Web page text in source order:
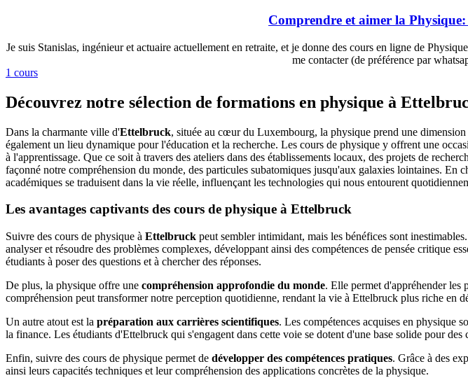
Comprendre et aimer la
Je suis Stanislas, ingénieur et actuaire actuellement en retraite, et je donne des cours en ligne de
me contacter (de préférence par
1 cours
Découvrez notre sélection de formations en physique à
Dans la charmante ville d'Ettelbruck, située au cœur du Luxembourg, la physique prend une
également un lieu dynamique pour l'éducation et la recherche. Les cours de physique y offrent une
à l'apprentissage. Que ce soit à travers des ateliers dans des établissements locaux, des projets de
façonné notre compréhension du monde, des particules subatomiques jusqu'aux galaxies lointaines.
académiques se traduisent dans la vie réelle, influençant les technologies qui nous entourent
Les avantages captivants des cours de physique à Ettelbruck
Suivre des cours de physique à Ettelbruck peut sembler intimidant, mais les bénéfices sont inestimables.
analyser et résoudre des problèmes complexes, développant ainsi des compétences de pensée critique
étudiants à poser des questions et à chercher des réponses.
De plus, la physique offre une compréhension approfondie du monde. Elle permet d'appréhender les
compréhension peut transformer notre perception quotidienne, rendant la vie à Ettelbruck plus riche en
Un autre atout est la préparation aux carrières scientifiques. Les compétences acquises en physique
la finance. Les étudiants d'Ettelbruck qui s'engagent dans cette voie se dotent d'une base solide pour des
Enfin, suivre des cours de physique permet de développer des compétences pratiques. Grâce à des
ainsi leurs capacités techniques et leur compréhension des applications concrètes de la physique.